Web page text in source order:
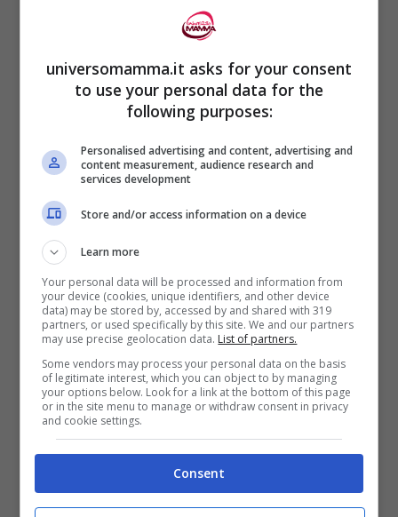
emozionato al ricordo del padre, un nonno
di cui i nipoti hanno goduto per poco
tempo ma che continueranno ad amare. “
suo più grande difetto era essere troppo
buono con tutti e aveva un ottimo
rapporto con il suo medico
universomamma.it asks for your consent
to use your personal data for the
following purposes:
Personalised advertising and content, advertising and
content measurement, audience research and
services development
Store and/or access information on a device
Learn more
Your personal data will be processed and information from
your device (cookies, unique identifiers, and other device
data) may be stored by, accessed by and shared with 319
partners, or used specifically by this site. We and our partners
may use precise geolocation data. List of partners.
Some vendors may process your personal data on the basis
of legitimate interest, which you can object to by managing
your options below. Look for a link at the bottom of this page
or in the site menu to manage or withdraw consent in privacy
and cookie settings.
Consent